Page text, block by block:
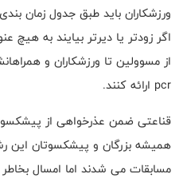
ورزشکاران باید طبق جدول زمان
اگر زودتر یا دیرتر بیایند به
از مسوولین تا ورزشکاران و
pcr ارائه کنند.
قناعتی ضمن عذرخواهی از
همیشه بزرگان و پیشکسوتان
مسابقات می شدند اما امسال